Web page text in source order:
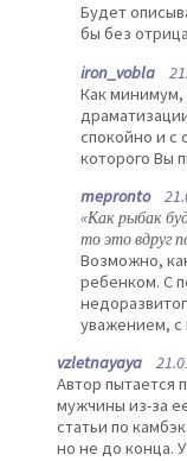
Будет
бы без
iron_vobla
Как минимум,
спокойно и с
которого Вы
mepronto
«Как рыбак
то это вдруг
Возможно,
ребенком. С
уважением,
vzletnayaya
Автор пытается
мужчины из-за
статьи по
но не до конца.